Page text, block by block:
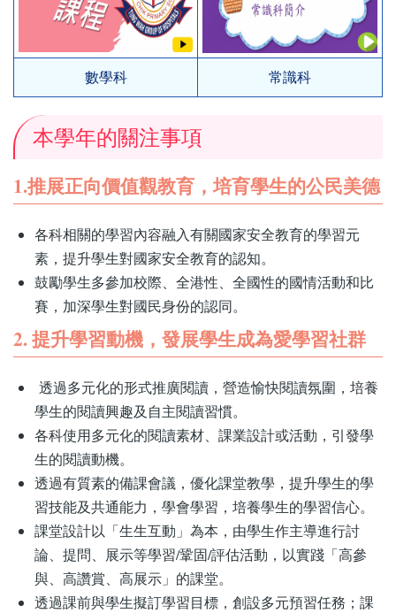
數學科 常識科
本學年的關注事項
1.推展正向價值觀教育，培育學生的公民美德
各科相關的學習內容融入有關國家安全教育的學習元
素，提升學生對國家安全教育的認知。
鼓勵學生多參加校際、全港性、全國性的國情活動和比
賽，加深學生對國民身份的認同。
2. 提升學習動機，發展學生成為愛學習社群
透過多元化的形式推廣閱讀，營造愉快閱讀氛圍，培養
學生的閱讀興趣及自主閱讀習慣。
各科使用多元化的閱讀素材、課業設計或活動，引發學
生的閱讀動機。
透過有質素的備課會議，優化課堂教學，提升學生的學
習技能及共通能力，學會學習，培養學生的學習信心。
課堂設計以「生生互動」為本，由學生作主導進行討
論、提問、展示等學習/鞏固/評估活動，以實踐「高參
與、高讚賞、高展示」的課堂。
透過課前與學生擬訂學習目標，創設多元預習任務；課